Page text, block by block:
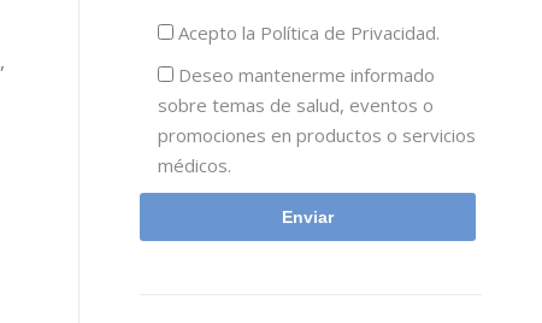
,
Acepto la Política de Privacidad.
Deseo mantenerme informado
sobre temas de salud, eventos o
promociones en productos o servicios
médicos.